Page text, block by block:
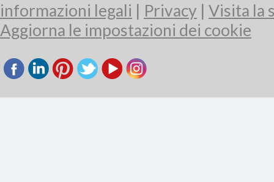
informazioni legali | Privacy | Visita la
Aggiorna le impostazioni dei cookie